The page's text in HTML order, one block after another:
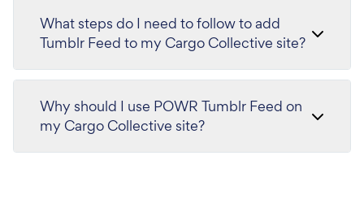
What steps do I need to follow to add
Tumblr Feed to my Cargo Collective site?
Why should I use POWR Tumblr Feed on
my Cargo Collective site?